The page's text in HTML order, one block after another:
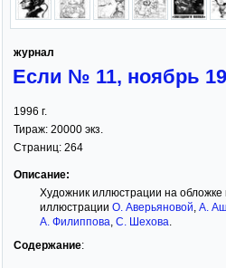
журнал
Если № 11, ноябрь
1996 г.
Тираж: 20000 экз.
Страниц: 264
Описание:
Художник иллюстрации на обложке
иллюстрации О. Аверьяновой, А.
А. Филиппова, С. Шехова.
Содержание: